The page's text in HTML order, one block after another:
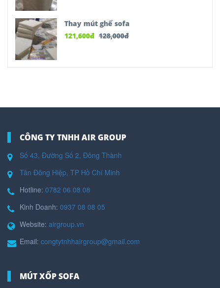
Thay mút ghế sofa
121,600đ 128,000đ
CÔNG TY TNHH AIR GROUP
Số 43, Đường Số 2, Đông Thành
Tân Đông Hiệp, TP Hồ Chí Minh
Hotline: 0782 06 08 08
Kinh Doanh: 0937 08 08 05
Website: airgroup.vn
Email: congtytnhhairgroup@gmail.com
MÚT XỐP SOFA